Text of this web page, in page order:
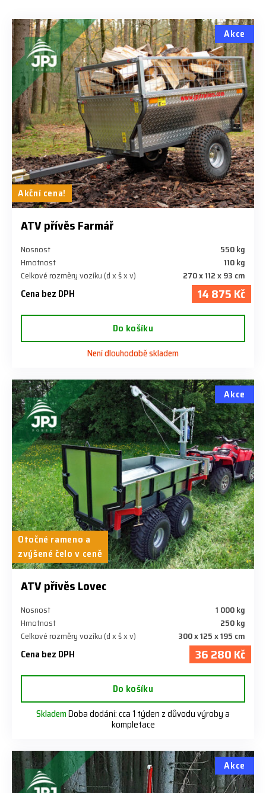
Akce
Akční cena!
ATV přívěs Farmář
Nosnost
550 kg
Hmotnost
110 kg
Celkové rozměry vozíku (d x š x v)
270 x 112 x 93 cm
Cena bez DPH 14 875 Kč
Do košíku
Není dlouhodobě skladem
Akce
Otočné rameno a
zvýšené čelo v ceně
ATV přívěs Lovec
Nosnost
1 000 kg
Hmotnost
250 kg
Celkové rozměry vozíku (d x š x v)
300 x 125 x 195 cm
Cena bez DPH 36 280 Kč
Do košíku
SklademDoba dodání: cca 1 týden z důvodu výroby a
kompletace
Akce